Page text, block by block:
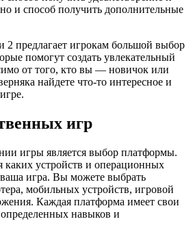
и способ получить дополнительные
2 предлагает игрокам большой выбор
помогут создать увлекательный
от того, кто вы — новичок или
найдете что-то интересное и
игр
игры является выбор платформы.
устройств и операционных
ваша игра. Вы можете выбрать
мобильных устройств, игровой
Каждая платформа имеет свои
навыков и